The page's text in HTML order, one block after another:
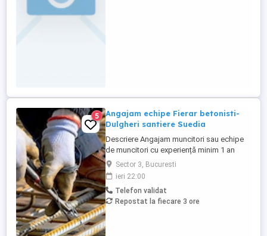
5
Angajam echipe Fierar betonisti-
Dulgheri santiere Suedia
Descriere Angajam muncitori sau echipe
de muncitori cu experiență minim 1 an
pentru posturile de Fierar- Betonist și
Dulgher- Cofrajor Locație:Gavle Suedia
Proiect:-Centre date Activități specifice de
cofrare și armare pentru structuri din
beton: * Lucrări de cofrare pentru
Sector 3, Bucuresti
ieri 22:00
Telefon validat
Repostat la fiecare 3 ore